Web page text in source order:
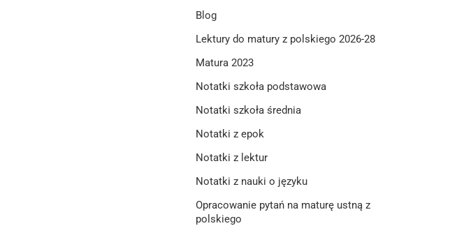
Blog
Lektury do matury z polskiego 2026-28
Matura 2023
Notatki szkoła podstawowa
Notatki szkoła średnia
Notatki z epok
Notatki z lektur
Notatki z nauki o języku
Opracowanie pytań na maturę ustną z
polskiego